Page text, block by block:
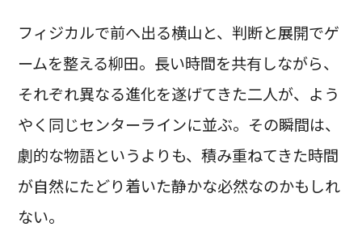
フィジカルで前へ出る横山と、判断と展開でゲ
ームを整える柳田。長い時間を共有しながら、
それぞれ異なる進化を遂げてきた二人が、よう
やく同じセンターラインに並ぶ。その瞬間は、
劇的な物語というよりも、積み重ねてきた時間
が自然にたどり着いた静かな必然なのかもしれ
ない。